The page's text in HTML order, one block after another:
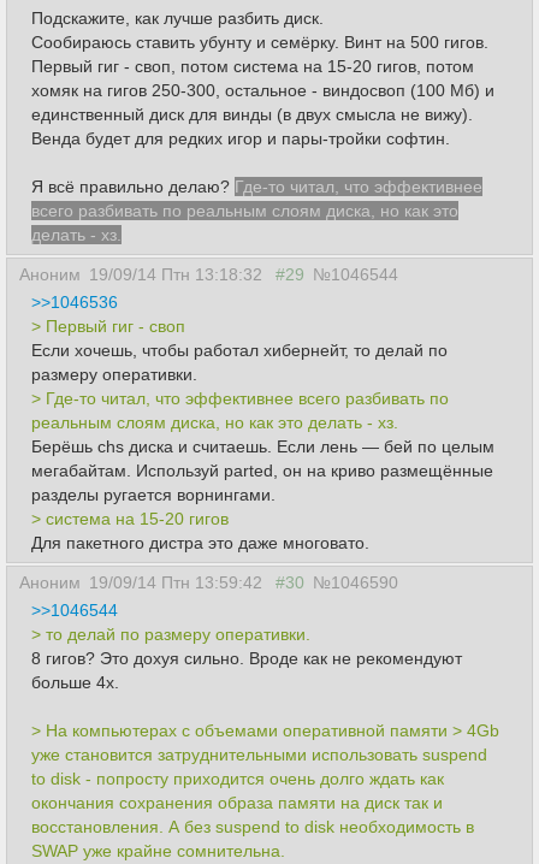
Подскажите, как лучше разбить диск.
Сообираюсь ставить убунту и семёрку. Винт на 500 гигов.
Первый гиг - своп, потом система на 15-20 гигов, потом
хомяк на гигов 250-300, остальное - виндосвоп (100 Мб) и
единственный диск для винды (в двух смысла не вижу).
Венда будет для редких игор и пары-тройки софтин.
Я всё правильно делаю? Где-то читал, что эффективнее
всего разбивать по реальным слоям диска, но как это
делать - хз.
Аноним 19/09/14 Птн 13:18:32 #29 №1046544
>>1046536
> Первый гиг - своп
Если хочешь, чтобы работал хибернейт, то делай по
размеру оперативки.
> Где-то читал, что эффективнее всего разбивать по
реальным слоям диска, но как это делать - хз.
Берёшь chs диска и считаешь. Если лень — бей по целым
мегабайтам. Используй parted, он на криво размещённые
разделы ругается ворнингами.
> система на 15-20 гигов
Для пакетного дистра это даже многовато.
Аноним 19/09/14 Птн 13:59:42 #30 №1046590
>>1046544
> то делай по размеру оперативки.
8 гигов? Это дохуя сильно. Вроде как не рекомендуют
больше 4х.
> На компьютерах с объемами оперативной памяти > 4Gb
уже становится затруднительными использовать suspend
to disk - попросту приходится очень долго ждать как
окончания сохранения образа памяти на диск так и
восстановления. А без suspend to disk необходимость в
SWAP уже крайне сомнительна.